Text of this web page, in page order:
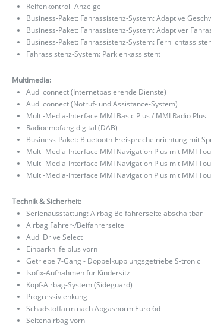
Reifenkontroll-Anzeige
Business-Paket: Fahrassistenz-System: Adaptive
Business-Paket: Fahrassistenz-System: Adaptiver
Business-Paket: Fahrassistenz-System:
Fahrassistenz-System: Parklenkassistent
Multimedia:
Audi connect (Internetbasierende Dienste)
Audi connect (Notruf- und Assistance-System)
Multi-Media-Interface MMI Basic Plus / MMI Radio Plus
Radioempfang digital (DAB)
Business-Paket: Bluetooth-Freisprecheinrichtung mit
Multi-Media-Interface MMI Navigation Plus mit MMI
Multi-Media-Interface MMI Navigation Plus mit MMI
Multi-Media-Interface MMI Navigation Plus mit MMI
Technik & Sicherheit:
Serienausstattung: Airbag Beifahrerseite abschaltbar
Airbag Fahrer-/Beifahrerseite
Audi Drive Select
Einparkhilfe plus vorn
Getriebe 7-Gang - Doppelkupplungsgetriebe S-tronic
Isofix-Aufnahmen für Kindersitz
Kopf-Airbag-System (Sideguard)
Progressivlenkung
Schadstoffarm nach Abgasnorm Euro 6d
Seitenairbag vorn